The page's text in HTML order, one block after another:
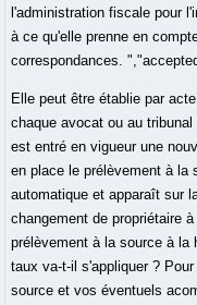
l'administration fiscale pour
à ce qu'elle prenne en
correspondances.
Elle peut être établie par
chaque avocat ou au
est entré en vigueur une
en place le prélèvement à la
automatique et apparaît sur
changement de propriétaire
prélèvement à la source à la
taux va-t-il s'appliquer ?
source et vos éventuels